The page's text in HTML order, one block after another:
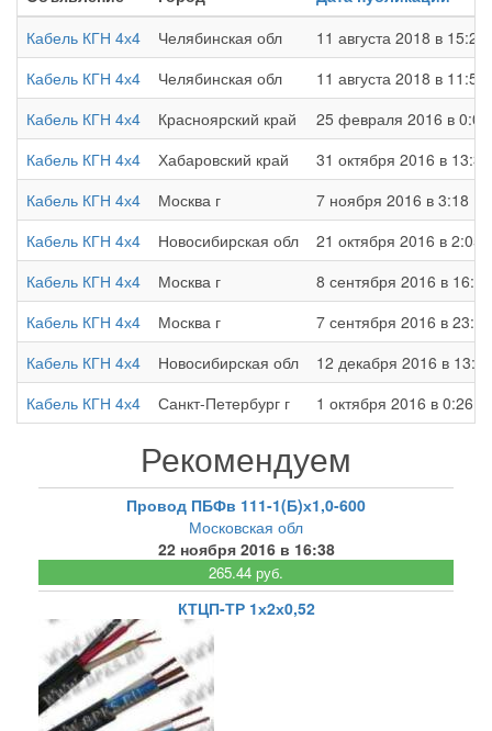
Кабель КГН 4х4
Челябинская обл
11 августа 2018 в 15:23
Кабель КГН 4х4
Челябинская обл
11 августа 2018 в 11:56
Кабель КГН 4х4
Красноярский край
25 февраля 2016 в 0:02
Кабель КГН 4х4
Хабаровский край
31 октября 2016 в 13:34
Кабель КГН 4х4
Москва г
7 ноября 2016 в 3:18
Кабель КГН 4х4
Новосибирская обл
21 октября 2016 в 2:05
Кабель КГН 4х4
Москва г
8 сентября 2016 в 16:52
Кабель КГН 4х4
Москва г
7 сентября 2016 в 23:40
Кабель КГН 4х4
Новосибирская обл
12 декабря 2016 в 13:29
Кабель КГН 4х4
Санкт-Петербург г 1 октября 2016 в 0:26
Рекомендуем
Провод ПБФв 111-1(Б)х1,0-600
Московская обл
22 ноября 2016 в 16:38
265.44 руб.
КТЦП-ТР 1х2х0,52